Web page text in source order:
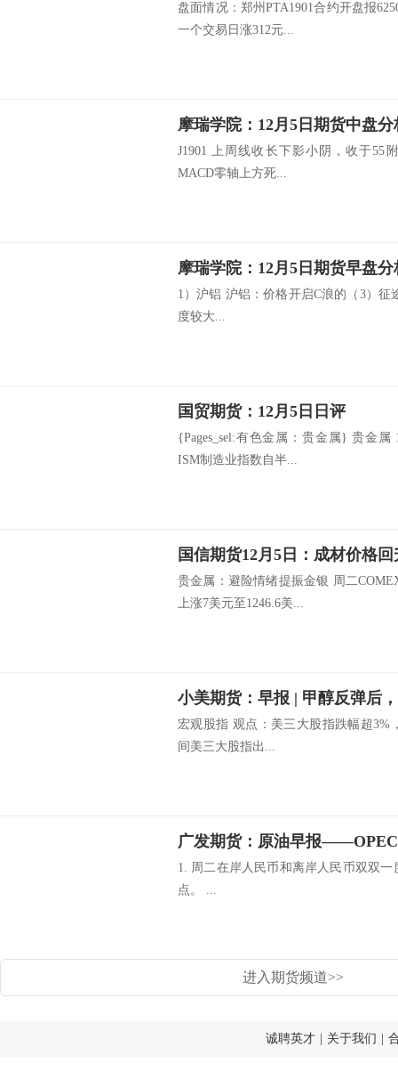
盘面情况：郑州PTA1901合约开盘报
一个交易日涨312元...
摩瑞学院：12月5日期货中盘分
J1901 上周线收长下影小阴，收于55
MACD零轴上方死...
摩瑞学院：12月5日期货早盘分
1）沪铝 沪铝：价格开启C浪的（3）征
度较大...
国贸期货：12月5日日评
{Pages_sel:有色金属：贵金属} 贵金
ISM制造业指数自半...
国信期货12月5日：成材价格
贵金属：避险情绪提振金银 周二
上涨7美元至1246.6美...
宏观股指 观点：美三大股指跌幅超3%
间美三大股指出...
1. 周二在岸人民币和离岸人民币双双一
点。 ...
进入期货频道>>
诚聘英才 关于我们